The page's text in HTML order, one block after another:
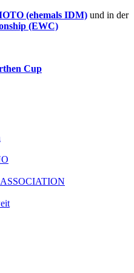
(ehemals IDM) und in der
(EWC)
Cup